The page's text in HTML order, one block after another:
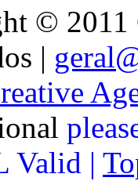
© 2011
|
Valid |